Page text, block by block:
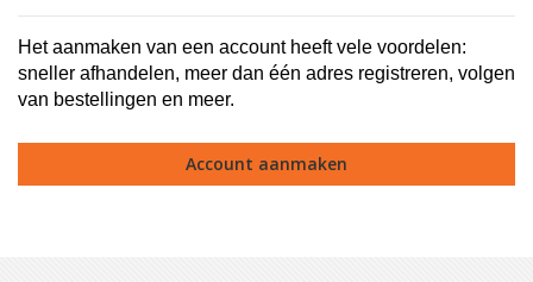
Het aanmaken van een account heeft vele voordelen:
sneller afhandelen, meer dan één adres registreren, volgen
van bestellingen en meer.
Account aanmaken